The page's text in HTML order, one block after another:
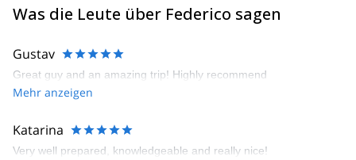
expedition, I’m here to help you reach it — Let’s go find your next
adventure!
Was die Leute über Federico sagen
Gustav
Great guy and an amazing trip! Highly recommend
Mehr anzeigen
Katarina
Very well prepared, knowledgeable and really nice!